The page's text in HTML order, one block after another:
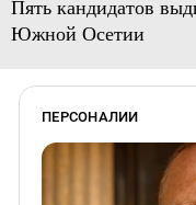
Пять кандидатов
Южной Осетии
ПЕРСОНАЛИИ